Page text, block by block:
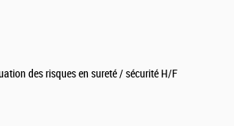
des risques en sureté / sécurité H/F